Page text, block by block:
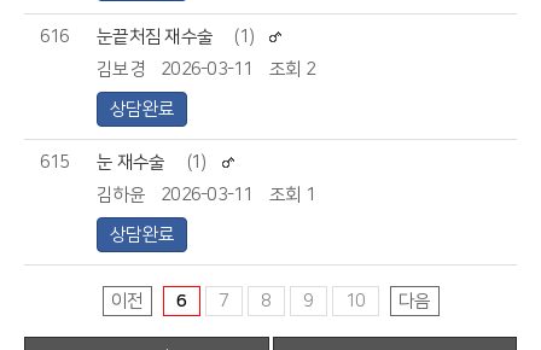
616 눈끝처짐 재수술
(1)
김보경
2026-03-11
조회 2
상담완료
615 눈 재수술
(1)
김하윤
2026-03-11
조회 1
상담완료
이전 6 7 8 9 10 다음